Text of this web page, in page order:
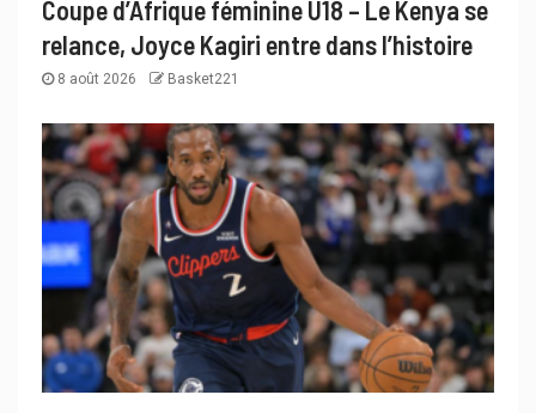
Coupe d’Afrique féminine U18 – Le Kenya se
relance, Joyce Kagiri entre dans l’histoire
8 août 2026 Basket221